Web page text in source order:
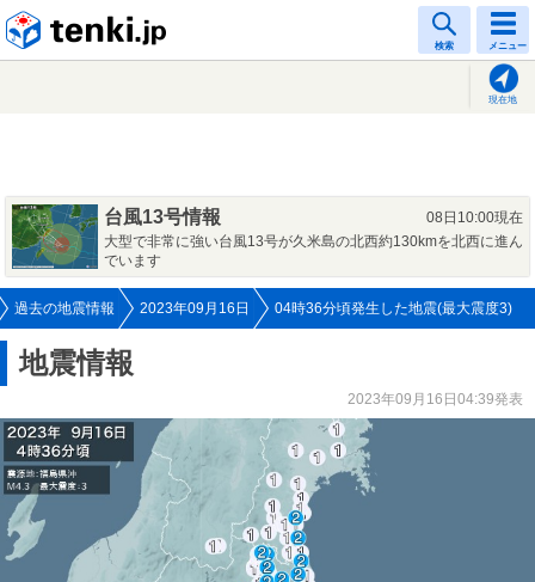
検索 メニュー
現在地
台風13号情報
08日10:00現在
大型で非常に強い台風13号が久米島の北西約130kmを北西に進ん
でいます
過去の地震情報 2023年09月16日 04時36分頃発生した地震(最大震度3)
地震情報
2023年09月16日04:39発表